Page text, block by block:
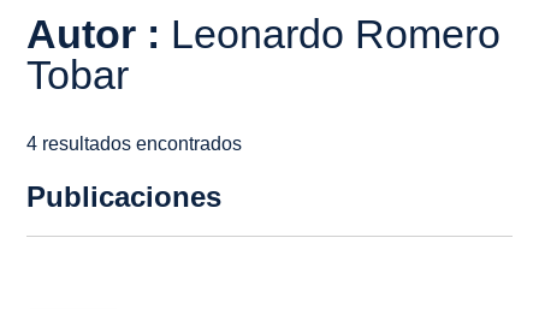
Autor : Leonardo Romero
Tobar
4 resultados encontrados
Publicaciones